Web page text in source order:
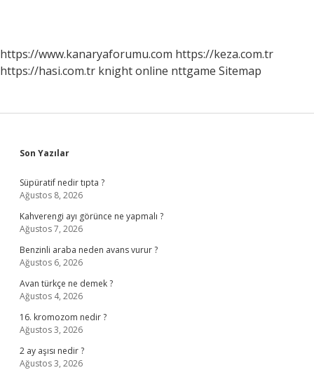
https://www.kanaryaforumu.com https://keza.com.tr
https://hasi.com.tr knight online nttgame Sitemap
Sidebar
Son Yazılar
Süpüratif nedir tıpta ?
Ağustos 8, 2026
Kahverengi ayı görünce ne yapmalı ?
Ağustos 7, 2026
Benzinli araba neden avans vurur ?
Ağustos 6, 2026
Avan türkçe ne demek ?
Ağustos 4, 2026
16. kromozom nedir ?
Ağustos 3, 2026
2 ay aşısı nedir ?
Ağustos 3, 2026